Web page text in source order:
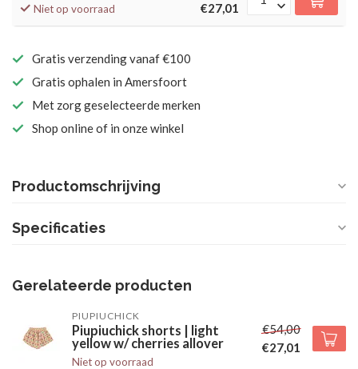
Niet op voorraad
€27,01
Gratis verzending vanaf €100
Gratis ophalen in Amersfoort
Met zorg geselecteerde merken
Shop online of in onze winkel
Productomschrijving
Specificaties
Gerelateerde producten
PIUPIUCHICK
Piupiuchick shorts | light
yellow w/ cherries allover
Niet op voorraad
€54,00
€27,01